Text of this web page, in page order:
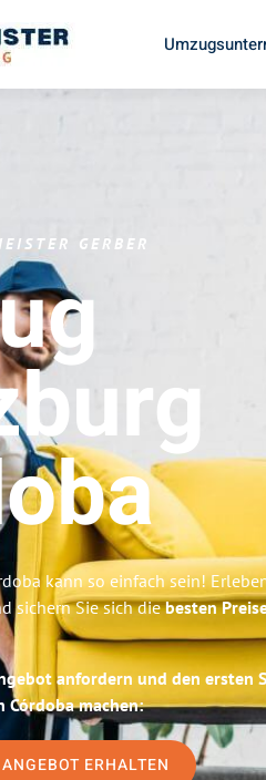
GERBER
kann so einfach sein!
sichern Sie sich diebesten
anfordern und den ersten
Córdoba machen:
ERHALTEN